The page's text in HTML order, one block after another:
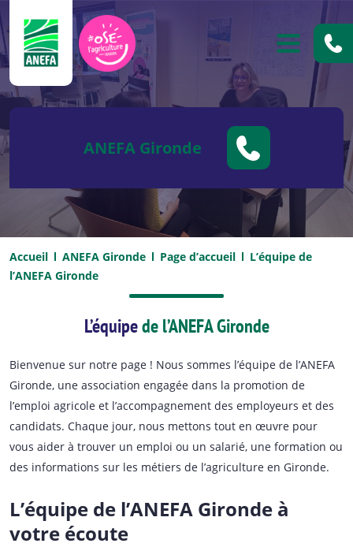
OUVRIR
ANEFA Gironde
Accueil ANEFA Gironde Page d’accueil
L’équipe de
l’ANEFA Gironde
L’équipede l’ANEFA Gironde
Bienvenue sur notre page ! Nous sommes l’équipe de l’ANEFA
Gironde, une association engagée dans la promotion de
l’emploi agricole et l’accompagnement des employeurs et des
candidats. Chaque jour, nous mettons tout en œuvre pour
vous aider à trouver un emploi ou un salarié, une formation ou
des informations sur les métiers de l’agriculture en Gironde.
L’équipe de l’ANEFA Gironde à
votre écoute